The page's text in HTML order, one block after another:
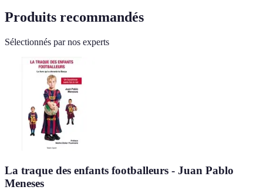
Produits recommandés
Sélectionnés par nos experts
La traque des enfants footballeurs - Juan Pablo
Meneses